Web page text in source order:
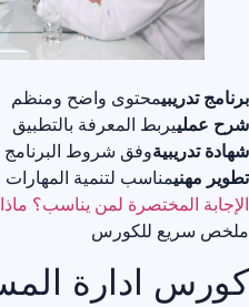
برنامج تدريبيمحتوى واضح ومنظم
شرح عملييربط المعرفة بالتطبيق
شهادة تدريبيةوفق شروط البرنامج
تطوير مهنيمناسب لتنمية المهارات
الإجابة المختصرة لمن يناسب؟
ملخص سريع للكورس
كورس ادارة